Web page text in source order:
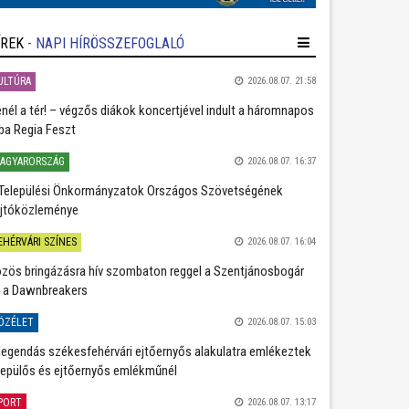
- NAPI HÍRÖSSZEFOGLALÓ
2026.08.07. 21:58
a tér! – végzős diákok koncertjével indult a háromnapos
Regia Feszt
2026.08.07. 16:37
Önkormányzatok Országos Szövetségének
SZÍNES 2026.08.07. 16:04
bringázásra hív szombaton reggel a Szentjánosbogár
Dawnbreakers
2026.08.07. 15:03
székesfehérvári ejtőernyős alakulatra emlékeztek
és ejtőernyős emlékműnél
2026.08.07. 13:17